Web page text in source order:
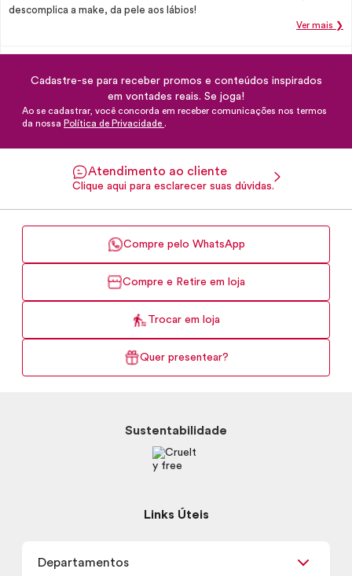
descomplica a make, da pele aos lábios!
Ver mais ❯
Cadastre-se para receber promos e conteúdos inspirados
em vontades reais. Se joga!
Ao se cadastrar, você concorda em receber comunicações nos termos
da nossa Política de Privacidade .
Atendimento ao cliente
Clique aqui para esclarecer suas dúvidas.
Compre pelo WhatsApp
Compre e Retire em loja
Trocar em loja
Quer presentear?
Sustentabilidade
Links Úteis
Departamentos